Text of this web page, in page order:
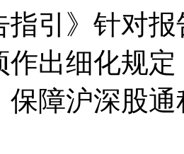
》针对报
作出细化规
保障沪深股